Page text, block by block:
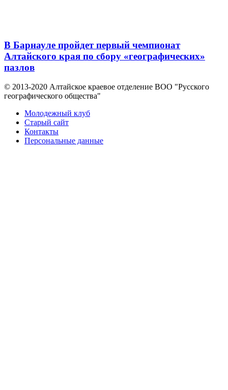
В Барнауле пройдет первый чемпионат
Алтайского края по сбору «географических»
пазлов
© 2013-2020 Алтайское краевое отделение BOO "Русского
географического общества"
Молодежный клуб
Старый сайт
Контакты
Персональные данные